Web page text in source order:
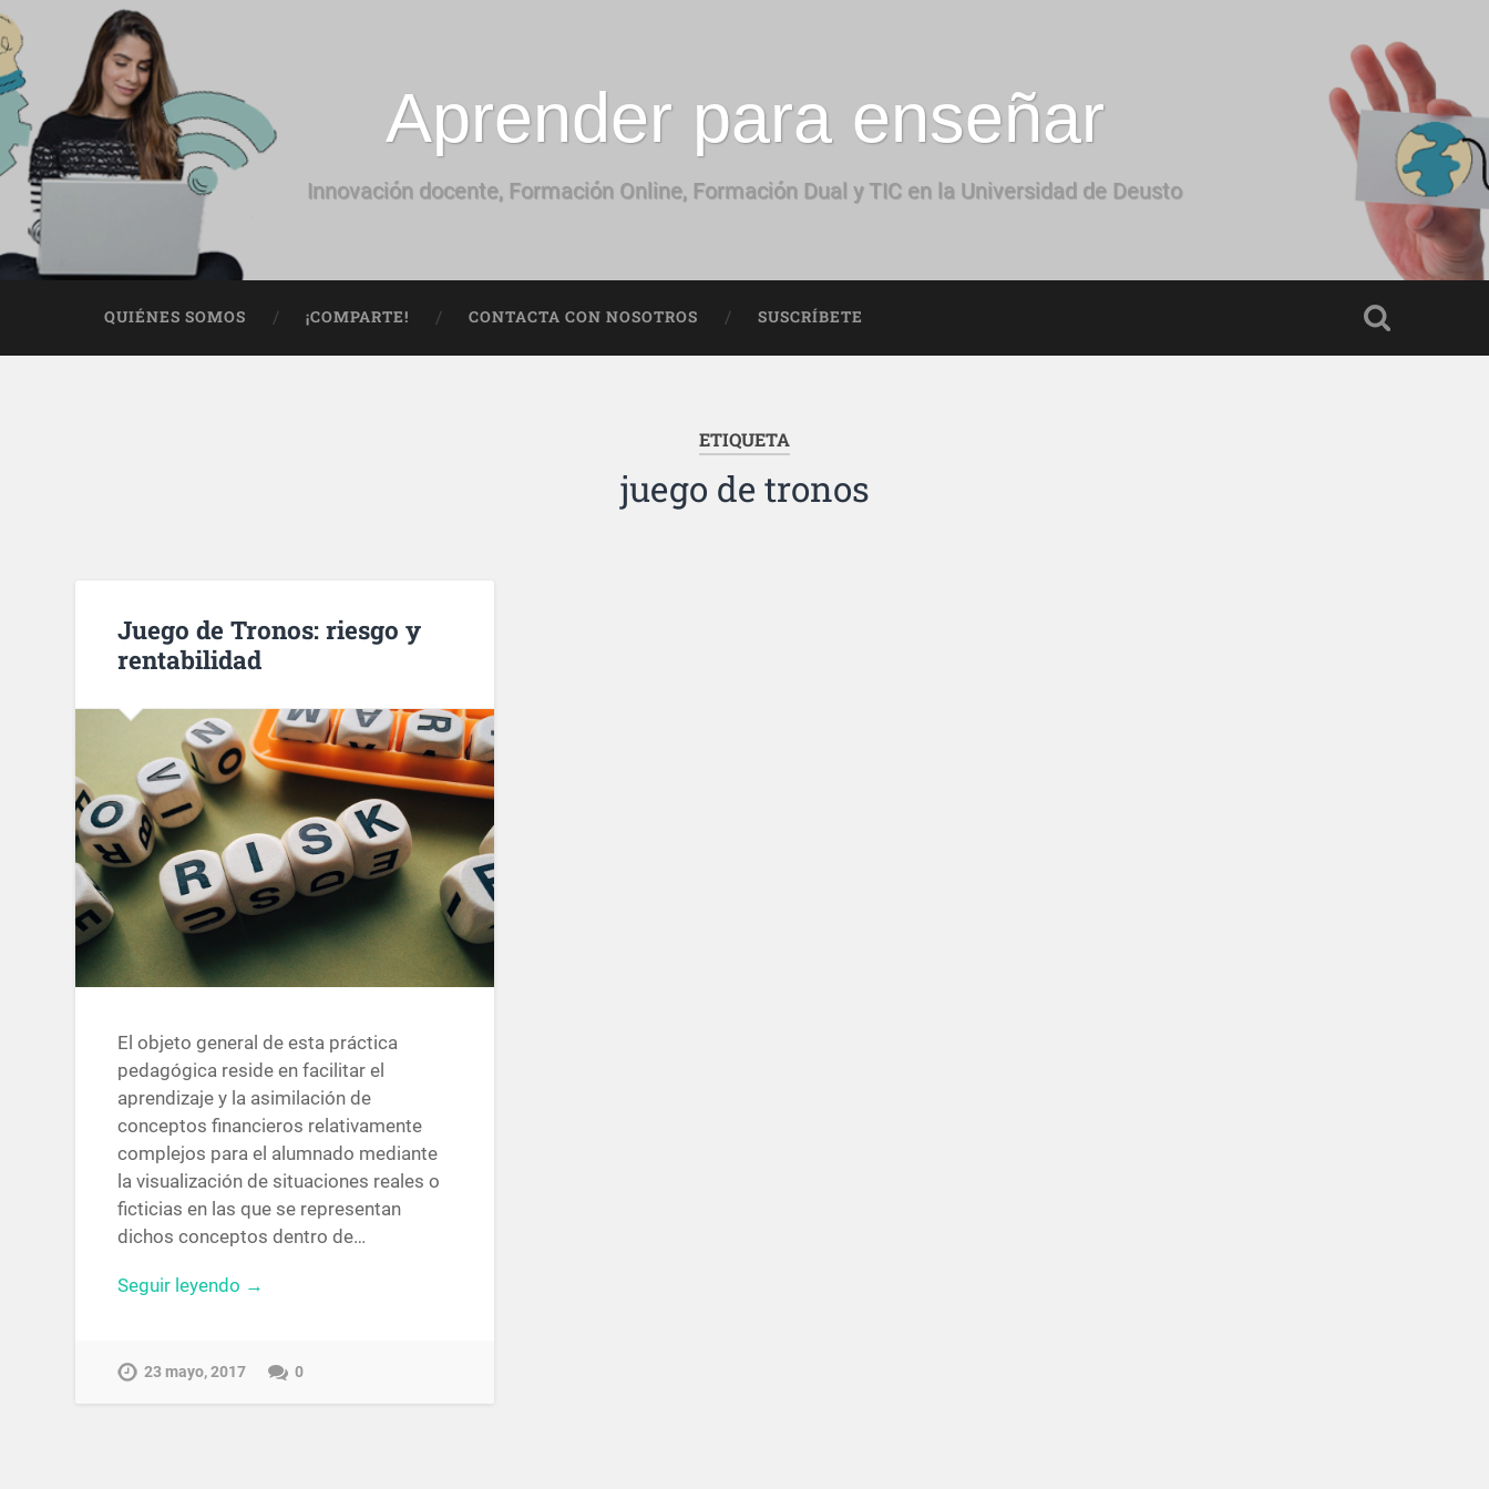
Aprender para enseñar
Innovación docente, Formación Online, Formación Dual y TIC en la Universidad de Deusto
QUIÉNES SOMOS ¡COMPARTE! CONTACTA CON NOSOTROS SUSCRÍBETE
ETIQUETA
juego de tronos
Juego de Tronos: riesgo y
rentabilidad
El objeto general de esta práctica
pedagógica reside en facilitar el
aprendizaje y la asimilación de
conceptos financieros relativamente
complejos para el alumnado mediante
la visualización de situaciones reales o
ficticias en las que se representan
dichos conceptos dentro de…
Seguir leyendo →
23 mayo, 2017 0